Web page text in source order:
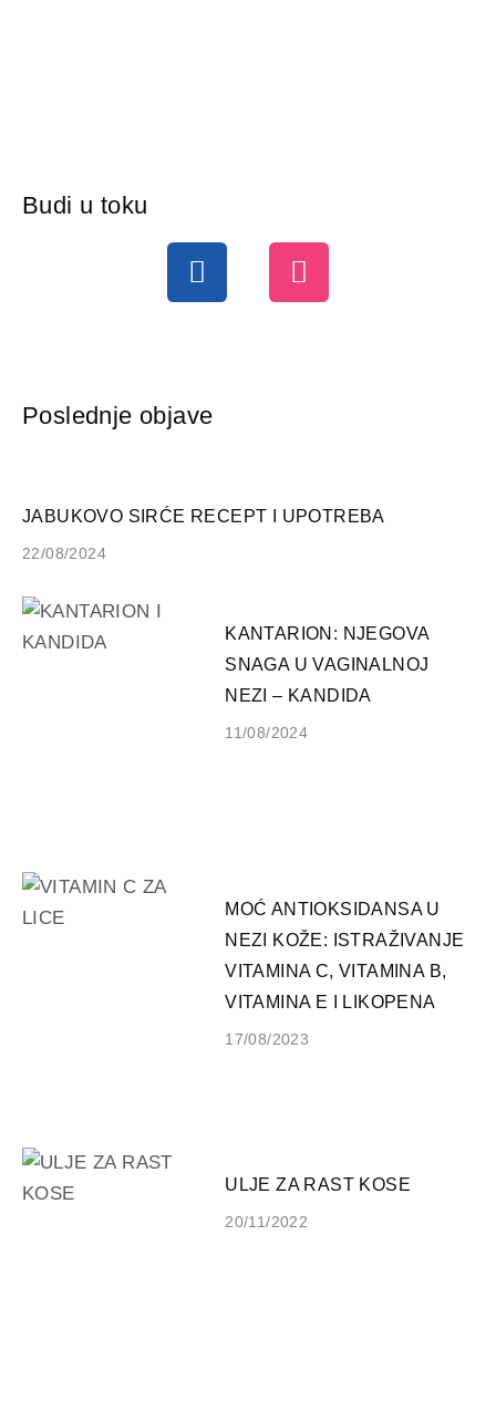
Budi u toku
FACEBOOKINSTAGRAM
Poslednje objave
JABUKOVO SIRĆE RECEPT I UPOTREBA
22/08/2024
KANTARION: NJEGOVA
SNAGA U VAGINALNOJ
NEZI – KANDIDA
11/08/2024
MOĆ ANTIOKSIDANSA U
NEZI KOŽE: ISTRAŽIVANJE
VITAMINA C, VITAMINA B,
VITAMINA E I LIKOPENA
17/08/2023
ULJE ZA RAST KOSE
20/11/2022